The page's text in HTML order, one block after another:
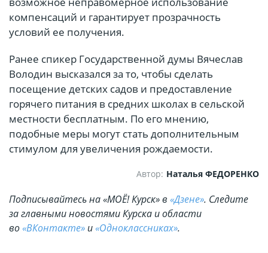
компенсаций и гарантирует прозрачность
условий ее получения.
Ранее спикер Государственной думы Вячеслав
Володин высказался за то, чтобы сделать
посещение детских садов и предоставление
горячего питания в средних школах в сельской
местности бесплатным. По его мнению,
подобные меры могут стать дополнительным
стимулом для увеличения рождаемости.
Автор: Наталья ФЕДОРЕНКО
Подписывайтесь на «МОЁ! Курск» в «Дзене». Cледите
за главными новостями Курска и области
во«ВКонтакте» и«Одноклассниках».